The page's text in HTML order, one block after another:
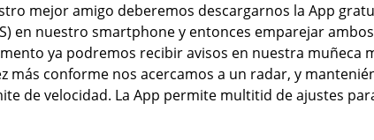
mejor amigo deberemos descargarnos la App
en nuestro smartphone y entonces emparejar
ya podremos recibir avisos en nuestra muñeca
más conforme nos acercamos a un radar, y
de velocidad. La App permite multitid de ajustes